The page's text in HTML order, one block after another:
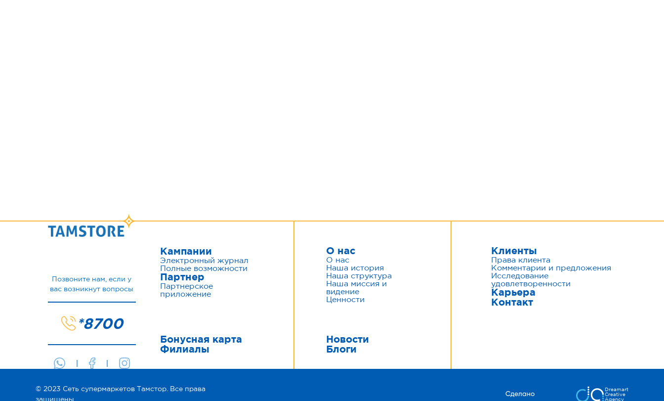
Позвоните нам, если у
вас возникнут вопросы
*8700
Кампании
Электронный журнал
Полные возможности
Партнер
Партнерское
приложение
Бонусная карта
Филиалы
О нас
О нас
Наша история
Наша структура
Наша миссия и
видение
Ценности
Новости
Блоги
Клиенты
Права клиента
Комментарии и предложения
Исследование
удовлетворенности
Карьера
Контакт
© 2023 Сеть супермаркетов Тамстор. Все права
защищены
Сделано
Dreamart
Creative
Agency